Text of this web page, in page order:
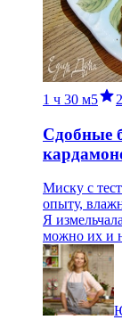
1 ч 30 м5 2
Сдобные
Миску с
опыту,
Я
можно их и